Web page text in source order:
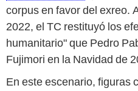
corpus en favor del exreo.
2022, el TC restituyó los
humanitario" que Pedro
Fujimori en la Navidad de
En este escenario, figuras